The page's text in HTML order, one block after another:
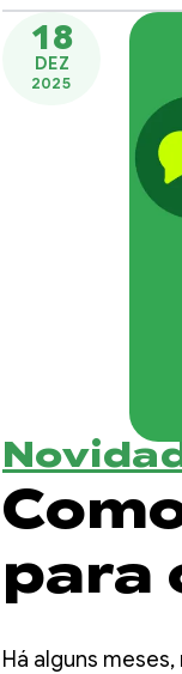
18
DEZ
2025
para
Há alguns